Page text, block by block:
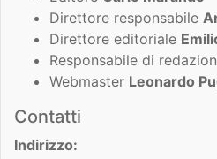
Direttore responsabile
Direttore editoriale
Responsabile di
Webmaster Leonardo
Contatti
Indirizzo: